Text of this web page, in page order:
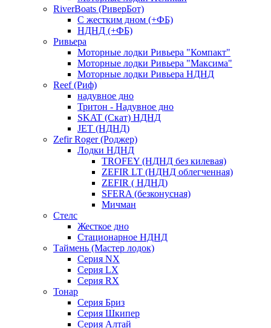
RiverBoats (РиверБот)
С жестким дном (+ФБ)
НДНД (+ФБ)
Ривьера
Моторные лодки Ривьера "Компакт"
Моторные лодки Ривьера "Максима"
Моторные лодки Ривьера НДНД
Reef (Риф)
надувное дно
Тритон - Надувное дно
SKAT (Скат) НДНД
JET (НДНД)
Zefir Roger (Роджер)
Лодки НДНД
TROFEY (НДНД без килевая)
ZEFIR LT (НДНД облегченная)
ZEFIR ( НДНД)
SFERA (безконусная)
Мичман
Стелс
Жесткое дно
Стационарное НДНД
Таймень (Мастер лодок)
Серия NX
Серия LX
Серия RX
Тонар
Серия Бриз
Серия Шкипер
Серия Алтай